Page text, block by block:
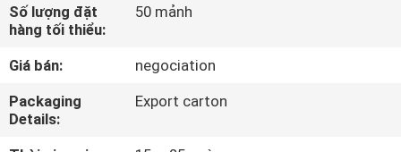
VỀ
CHÚNG
TÔI
THAM
Số lượng đặt
hàng tối thiểu:
50 mảnh
Giá bán:
negociation
Packaging
Details:
Export carton